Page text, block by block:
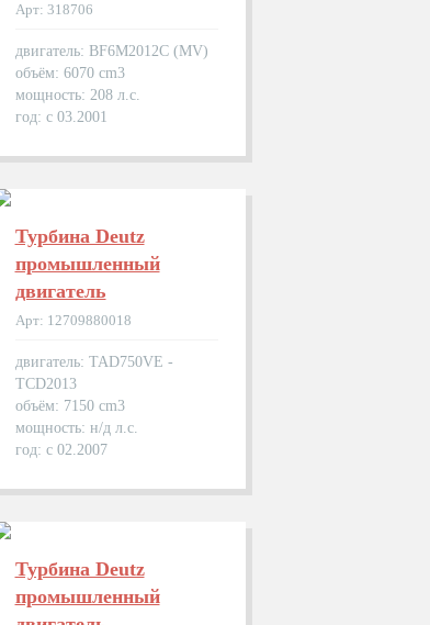
Арт: 318706
двигатель: BF6M2012C (MV)
объём: 6070 cm3
мощность: 208 л.с.
год: с 03.2001
Турбина Deutz
промышленный
двигатель
Арт: 12709880018
двигатель: TAD750VE -
TCD2013
объём: 7150 cm3
мощность: н/д л.с.
год: с 02.2007
Турбина Deutz
промышленный